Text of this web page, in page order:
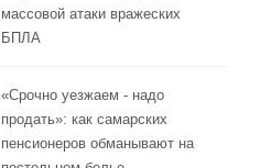
массовой атаки вражеских
БПЛА
«Срочно уезжаем - надо
продать»: как самарских
пенсионеров обманывают на